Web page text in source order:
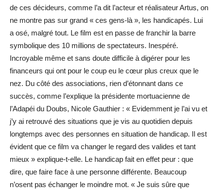
de ces décideurs, comme l’a dit l’acteur et réalisateur Artus, on
ne montre pas sur grand « ces gens-là », les handicapés. Lui
a osé, malgré tout. Le film est en passe de franchir la barre
symbolique des 10 millions de spectateurs. Inespéré.
Incroyable même et sans doute difficile à digérer pour les
financeurs qui ont pour le coup eu le cœur plus creux que le
nez. Du côté des associations, rien d’étonnant dans ce
succès, comme l’explique la présidente mortuacienne de
l’Adapéi du Doubs, Nicole Gauthier : « Evidemment je l’ai vu et
j’y ai retrouvé des situations que je vis au quotidien depuis
longtemps avec des personnes en situation de handicap. Il est
évident que ce film va changer le regard des valides et tant
mieux » explique-t-elle. Le handicap fait en effet peur : que
dire, que faire face à une personne différente. Beaucoup
n’osent pas échanger le moindre mot. « Je suis sûre que